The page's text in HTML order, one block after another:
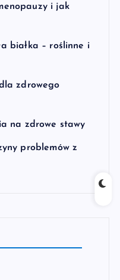
i jak
białka – roślinne i
zdrowego
na zdrowe stawy
problemów z